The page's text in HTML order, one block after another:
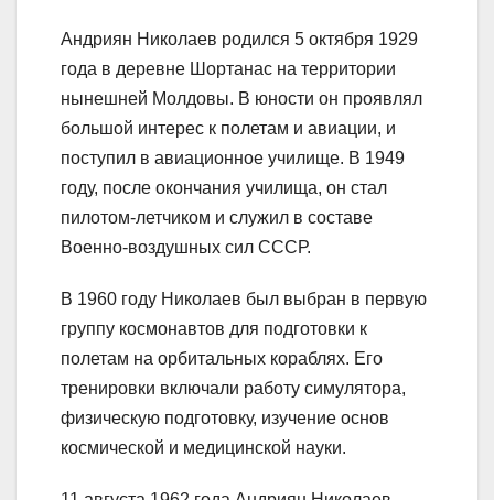
Андриян Николаев родился 5 октября 1929
года в деревне Шортанас на территории
нынешней Молдовы. В юности он проявлял
большой интерес к полетам и авиации, и
поступил в авиационное училище. В 1949
году, после окончания училища, он стал
пилотом-летчиком и служил в составе
Военно-воздушных сил СССР.
В 1960 году Николаев был выбран в первую
группу космонавтов для подготовки к
полетам на орбитальных кораблях. Его
тренировки включали работу симулятора,
физическую подготовку, изучение основ
космической и медицинской науки.